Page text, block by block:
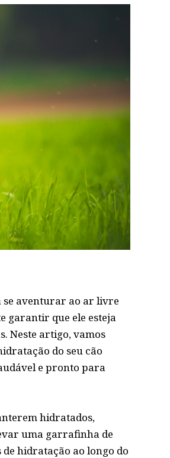
se aventurar ao ar livre
garantir que ele esteja
Neste artigo, vamos
do seu cão
e pronto para
hidratados,
uma garrafinha de
hidratação ao longo do